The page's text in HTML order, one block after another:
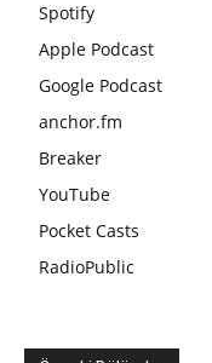
Spotify
Apple Podcast
Google Podcast
anchor.fm
Breaker
YouTube
Pocket Casts
RadioPublic